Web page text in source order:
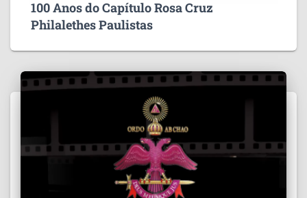
100 Anos do Capítulo Rosa Cruz
Philalethes Paulistas